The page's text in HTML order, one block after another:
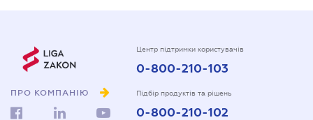
ПРО КОМПАНІЮ
Центр підтримки користувачів
0-800-210-103
Підбір продуктів та рішень
0-800-210-102